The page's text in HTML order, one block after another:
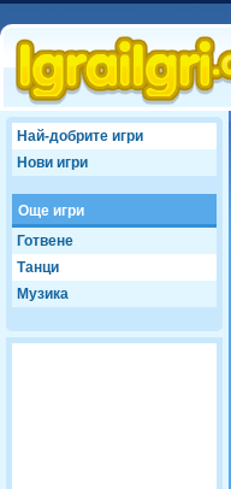
Най-добрите игри
Нови игри
Още игри
Готвене
Танци
Музика